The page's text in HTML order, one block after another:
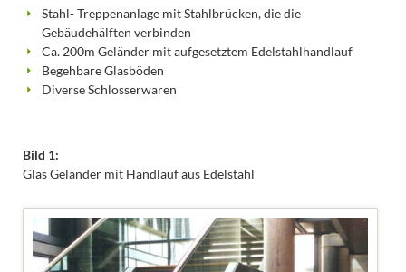
Stahl- Treppenanlage mit Stahlbrücken, die die
Gebäudehälften verbinden
Ca. 200m Geländer mit aufgesetztem Edelstahlhandlauf
Begehbare Glasböden
Diverse Schlosserwaren
Bild 1:
Glas Geländer mit Handlauf aus Edelstahl